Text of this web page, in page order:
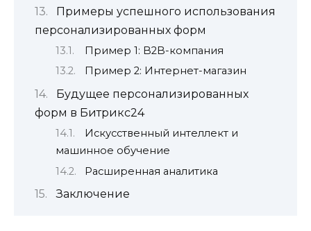
Примеры успешного использования
персонализированных форм
Пример 1: B2B-компания
Пример 2: Интернет-магазин
Будущее персонализированных
форм в Битрикс24
Искусственный интеллект и
машинное обучение
Расширенная аналитика
Заключение